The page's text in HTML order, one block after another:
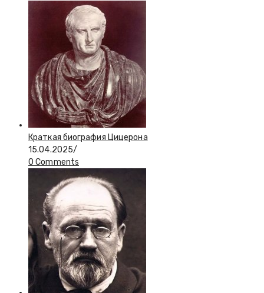
Краткая биография Цицерона
15.04.2025/
0 Comments